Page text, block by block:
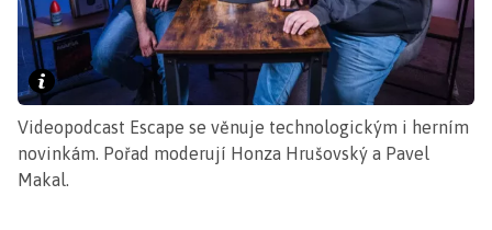
Videopodcast Escape se věnuje technologickým i herním
novinkám. Pořad moderují Honza Hrušovský a Pavel
Makal.